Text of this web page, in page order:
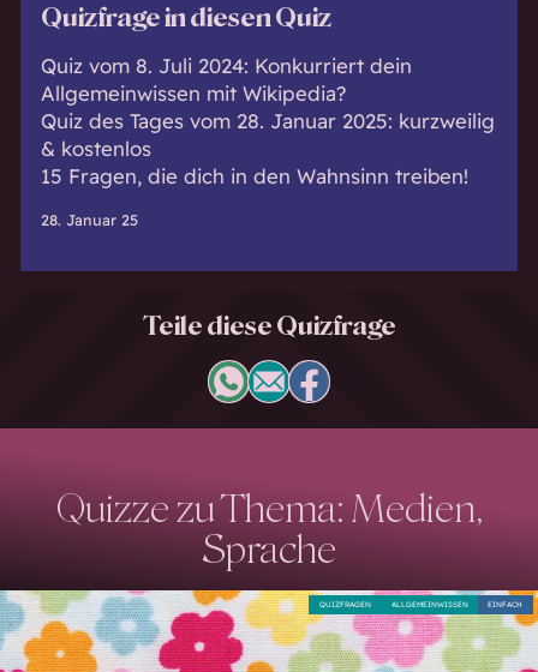
Quizfrage in diesen Quiz
Quiz vom 8. Juli 2024: Konkurriert dein
Allgemeinwissen mit Wikipedia?
Quiz des Tages vom 28. Januar 2025: kurzweilig
& kostenlos
15 Fragen, die dich in den Wahnsinn treiben!
28. Januar 25
Teile diese Quizfrage
Quizze zu Thema: Medien,
Sprache
EINFACH
ALLGEMEINWISSEN
QUIZFRAGEN